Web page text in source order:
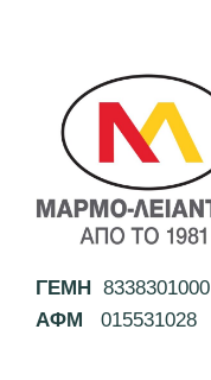
ΓΕΜΗ 8338301000
ΑΦΜ 015531028